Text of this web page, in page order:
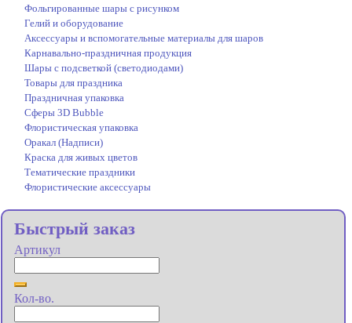
Фольгированные шары с рисунком
Гелий и оборудование
Аксессуары и вспомогательные материалы для шаров
Карнавально-праздничная продукция
Шары с подсветкой (светодиодами)
Товары для праздника
Праздничная упаковка
Сферы 3D Bubble
Флористическая упаковка
Оракал (Надписи)
Краска для живых цветов
Тематические праздники
Флористические аксессуары
Быстрый заказ
Артикул
Кол-во.